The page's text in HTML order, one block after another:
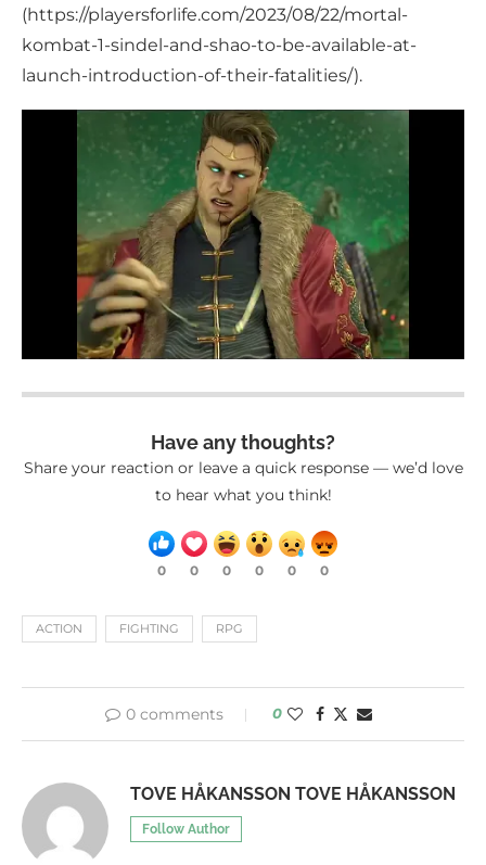
(https://playersforlife.com/2023/08/22/mortal-
kombat-1-sindel-and-shao-to-be-available-at-
launch-introduction-of-their-fatalities/).
Have any thoughts?
Share your reaction or leave a quick response — we’d love
to hear what you think!
0 0 0 0 0 0
ACTION FIGHTING RPG
0 comments 0
TOVE HÅKANSSON TOVE HÅKANSSON
Follow Author